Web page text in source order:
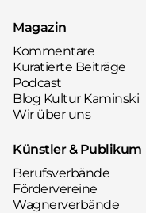
Magazin
Kommentare
Kuratierte Beiträge
Podcast
Blog Kultur Kaminski
Wir über uns
Künstler & Publikum
Berufsverbände
Fördervereine
Wagnerverbände